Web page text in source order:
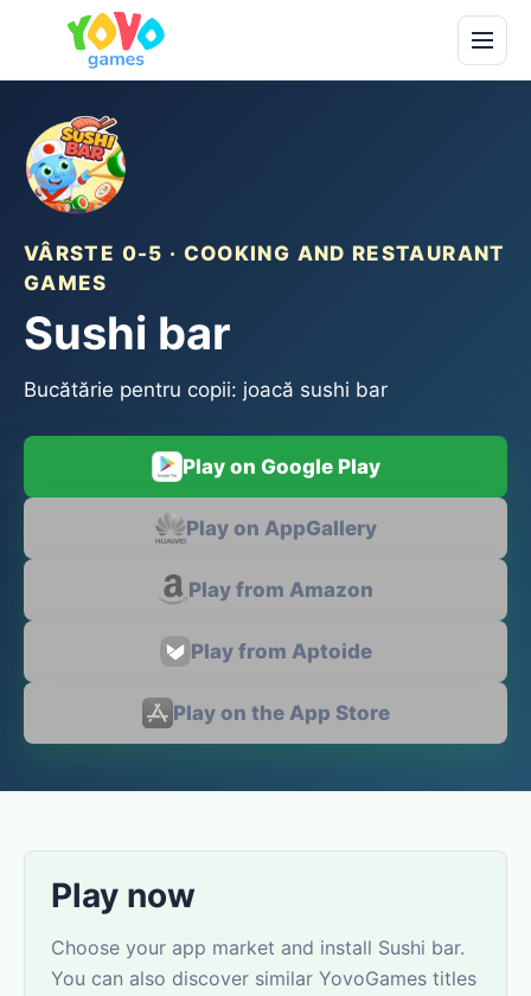
VÂRSTE 0-5 · COOKING AND RESTAURANT
GAMES
Sushi bar
Bucătărie pentru copii: joacă sushi bar
Play on Google Play
Play on AppGallery
Play from Amazon
Play from Aptoide
Play on the App Store
Play now
Choose your app market and install Sushi bar.
You can also discover similar YovoGames titles